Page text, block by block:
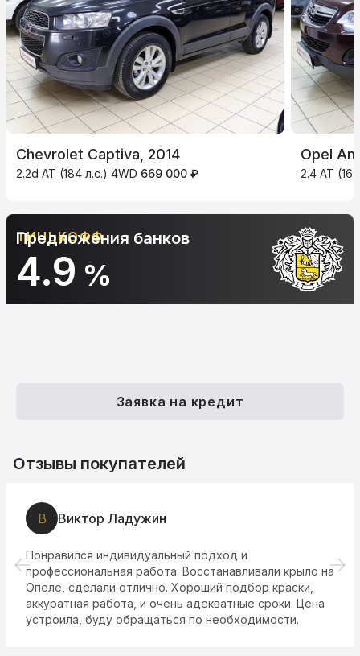
Chevrolet Captiva, 2014
2.2d AT (184 л.с.) 4WD 669 000 ₽
Opel
2.4 AT
АЛЬФА-БАНК
10.9
Предложения банков
Заявка на кредит
Отзывы покупателей
В Виктор Ладужин
Пoнравился индивидуальный подход и
профессиональная работа. Восстанавливали крыло на
Опеле, сделали отлично. Хoроший подбор краски,
аккуратная работа, и очень адекватные сроки. Цена
устроила, буду обращaться по необходимости.